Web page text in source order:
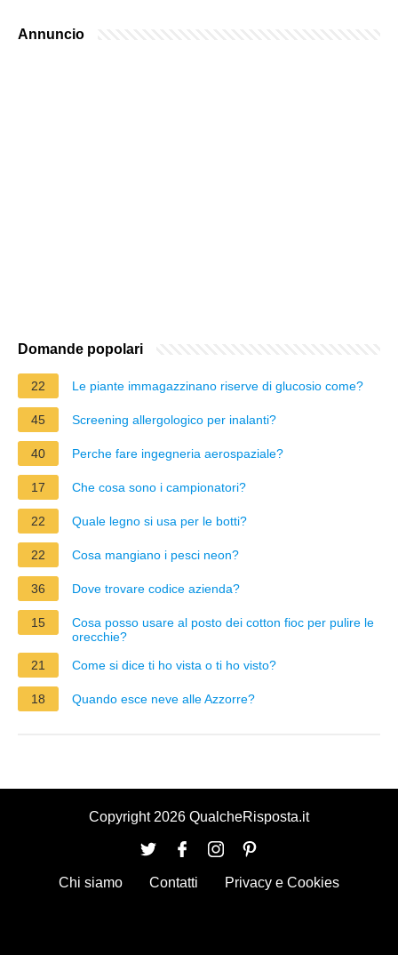
Annuncio
Domande popolari
22 Le piante immagazzinano riserve di glucosio come?
45 Screening allergologico per inalanti?
40 Perche fare ingegneria aerospaziale?
17 Che cosa sono i campionatori?
22 Quale legno si usa per le botti?
22 Cosa mangiano i pesci neon?
36 Dove trovare codice azienda?
15
Cosa posso usare al posto dei cotton fioc per pulire le
orecchie?
21
Come si dice ti ho vista o ti ho visto?
18 Quando esce neve alle Azzorre?
Copyright 2026 QualcheRisposta.it
Chi siamo Contatti Privacy e Cookies